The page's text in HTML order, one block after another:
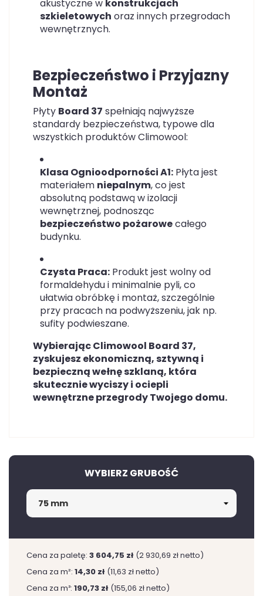
akustyczne w konstrukcjach
szkieletowych oraz innych przegrodach
wewnętrznych.
Bezpieczeństwo i Przyjazny
Montaż
Płyty Board 37 spełniają najwyższe
standardy bezpieczeństwa, typowe dla
wszystkich produktów Climowool:
Klasa Ognioodporności A1: Płyta jest
materiałem niepalnym, co jest
absolutną podstawą w izolacji
wewnętrznej, podnosząc
bezpieczeństwo pożarowecałego
budynku.
Czysta Praca: Produkt jest wolny od
formaldehydu i minimalnie pyli, co
ułatwia obróbkę i montaż, szczególnie
przy pracach na podwyższeniu, jak np.
sufity podwieszane.
Wybierając Climowool Board 37,
zyskujesz ekonomiczną, sztywną i
bezpieczną wełnę szklaną, która
skutecznie wyciszy i ociepli
wewnętrzne przegrody Twojego domu.
WYBIERZ GRUBOŚĆ
Cena za paletę: 3 604,75 zł (2 930,69 zł netto)
Cena za m²: 14,30 zł (11,63 zł netto)
Cena za m³: 190,73 zł (155,06 zł netto)